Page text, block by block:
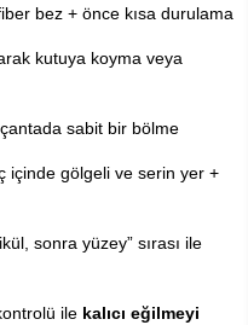
bez + önce kısa durulama
kutuya koyma veya
sabit bir bölme
içinde gölgeli ve serin yer +
sonra yüzey” sırası ile
ile kalıcı eğilmeyi